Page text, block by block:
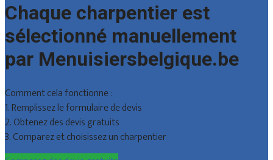
Chaque charpentier est
sélectionné manuellement
par Menuisiersbelgique.be
Comment cela fonctionne :
1. Remplissez le formulaire de devis
2. Obtenez des devis gratuits
3. Comparez et choisissez un charpentier